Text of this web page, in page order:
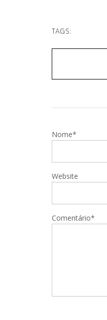
TAGS:
Nome*
Website
Comentário*